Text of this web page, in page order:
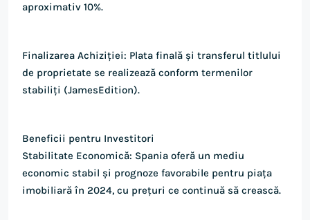
aproximativ 10%.
Finalizarea Achiziției: Plata finală și transferul titlului
de proprietate se realizează conform termenilor
stabiliți​ (JamesEdition)​.
Beneficii pentru Investitori
Stabilitate Economică: Spania oferă un mediu
economic stabil și prognoze favorabile pentru piața
imobiliară în 2024, cu prețuri ce continuă să crească.